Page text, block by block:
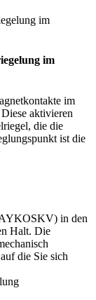
im
im
aktivieren
die die
ist die
in den
Halt. Die
die Sie sich